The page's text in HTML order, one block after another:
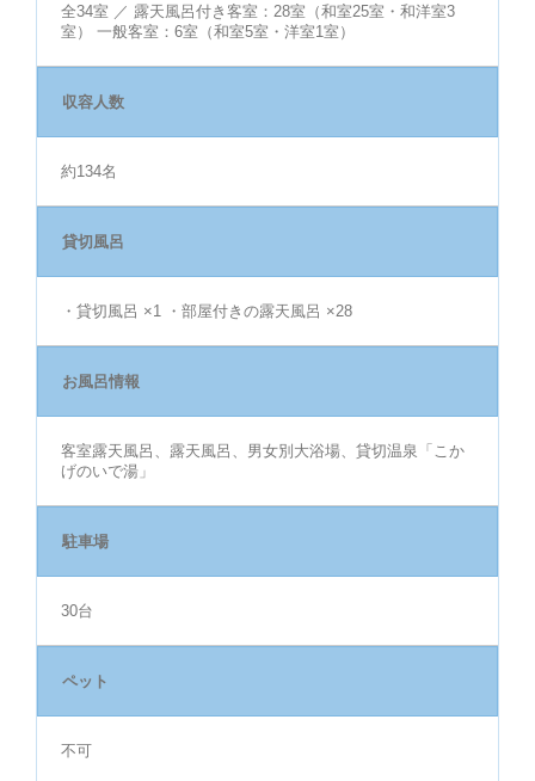
全34室 ／ 露天風呂付き客室：28室（和室25室・和洋室3
室） 一般客室：6室（和室5室・洋室1室）
収容人数
約134名
貸切風呂
・貸切風呂 ×1 ・部屋付きの露天風呂 ×28
お風呂情報
客室露天風呂、露天風呂、男女別大浴場、貸切温泉「こか
げのいで湯」
駐車場
30台
ペット
不可